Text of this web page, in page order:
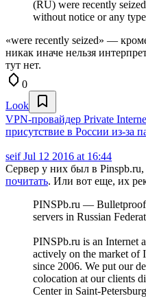
(RU) were recently
without notice or any
«were recently seized» —
никак иначе нельзя
тут нет.
0
Look
VPN-провайдер Private
присутствие в России из-за
seifJul 12 2016 at 16:44
Сервер у них был в
почитать. Или вот еще, их
PINSPb.ru — Bulletproof
servers in Russian
PINSPb.ru is an Internet
actively on the market of
since 2006. We put our
colocation at our clients
Center in Saint-